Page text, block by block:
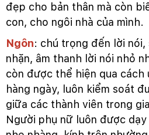
đẹp cho bản thân mà còn
con, cho ngôi nhà của mình.
Ngôn: chú trọng đến lời
nhặn, âm thanh lời nói nhỏ
còn được thể hiện qua cách
hàng ngày, luôn kiểm soát
giữa các thành viên trong
Người phụ nữ luôn được